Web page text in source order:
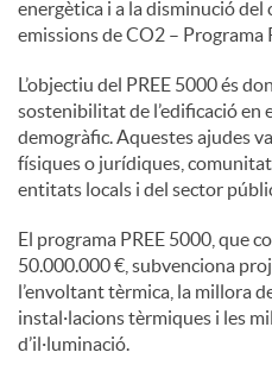
S
o
c
i
a
energètica i a la disminució del
emissions de CO2 – Programa
L’objectiu del PREE 5000 és
sostenibilitat de l’edificació en
demogràfic. Aquestes ajudes
físiques o jurídiques,
entitats locals i del sector
El programa PREE 5000, que
50.000.000 €, subvenciona
l’envoltant tèrmica, la millora
instal·lacions tèrmiques i les
d’il·luminació.